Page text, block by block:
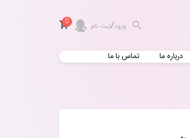
ورود/ثبت نام 0
درباره ما تماس با ما